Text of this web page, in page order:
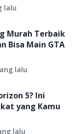
lalu
Murah Terbaik
Bisa Main GTA
lalu
5? Ini
yang Kamu
lalu